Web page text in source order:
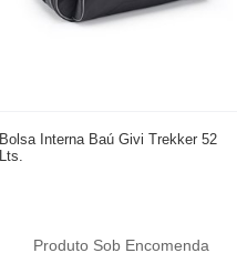
Bolsa Interna Baú Givi Trekker 52
Lts.
Produto Sob Encomenda